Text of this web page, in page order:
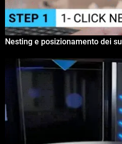
Nesting e posizionamento dei